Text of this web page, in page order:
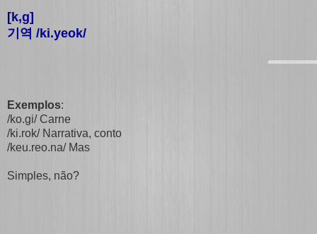
[k,g]
기역 /ki.yeok/
Exemplos:
/ko.gi/ Carne
/ki.rok/ Narrativa, conto
/keu.reo.na/ Mas
Simples, não?